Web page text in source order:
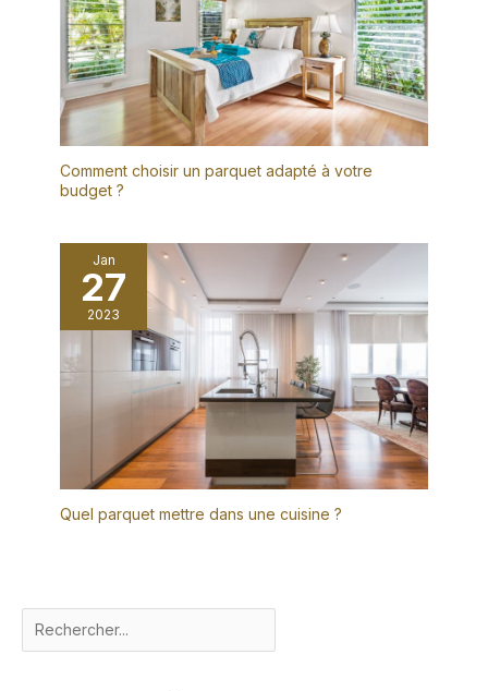
solution quotidienne pour
une sécurité accrue sur
le lieu de travail dans de
nombreux secteurs.
Comment choisir un parquet adapté à votre
budget ?
Jan
27
2023
Quel parquet mettre dans une cuisine ?